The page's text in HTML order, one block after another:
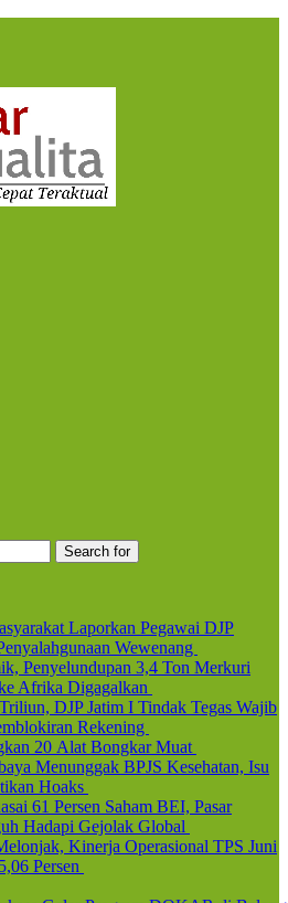
Search for
Laporkan Pegawai DJP
Wewenang
Penyelundupan 3,4 Ton Merkuri
Afrika Digagalkan
DJP Jatim I Tindak Tegas Wajib
Rekening
20 Alat Bongkar Muat
Menunggak BPJS Kesehatan, Isu
Hoaks
61 Persen Saham BEI, Pasar
Hadapi Gejolak Global
Kinerja Operasional TPS Juni
Persen